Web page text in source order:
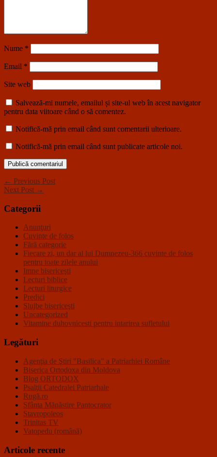
Nume *
Email *
Site web
Salvează-mi numele, emailul și site-ul web în acest navigator
pentru data viitoare când o să comentez.
Notifică-mă prin email când sunt comentarii ulterioare.
Notifică-mă prin email când sunt publicate articole noi.
← Previous Post
Next Post →
Categorii
Anunţuri
Cuvinte de folos
Fără categorie
Fiecare zi, un dar al lui Dumnezeu-366 cuvinte de folos
pentru toate zilele anului
Imne bisericeşti
Lecturi biblice
Lecturi liturgice
Predici
Slujbe bisericeşti
Uncategorized
Vitamine duhovnicesti pentru intarirea sufletului
Legături
Agenţia de Ştiri "Basilica" a Patriarhiei Române
Biserica Ortodoxa din Moldova
Blog ORTODOX
Psalţii Catedralei Patriarhale
Rugă.ro
Sfânta Mănăstire Pantocrator
Stavropoleos
Trinitas TV
Vatopedu (română)
Articole recente